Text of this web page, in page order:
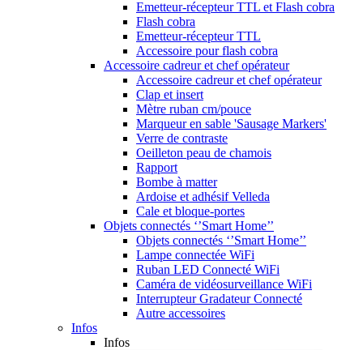
Emetteur-récepteur TTL et Flash cobra
Flash cobra
Emetteur-récepteur TTL
Accessoire pour flash cobra
Accessoire cadreur et chef opérateur
Accessoire cadreur et chef opérateur
Clap et insert
Mètre ruban cm/pouce
Marqueur en sable 'Sausage Markers'
Verre de contraste
Oeilleton peau de chamois
Rapport
Bombe à matter
Ardoise et adhésif Velleda
Cale et bloque-portes
Objets connectés ‘’Smart Home’’
Objets connectés ‘’Smart Home’’
Lampe connectée WiFi
Ruban LED Connecté WiFi
Caméra de vidéosurveillance WiFi
Interrupteur Gradateur Connecté
Autre accessoires
Infos
Infos